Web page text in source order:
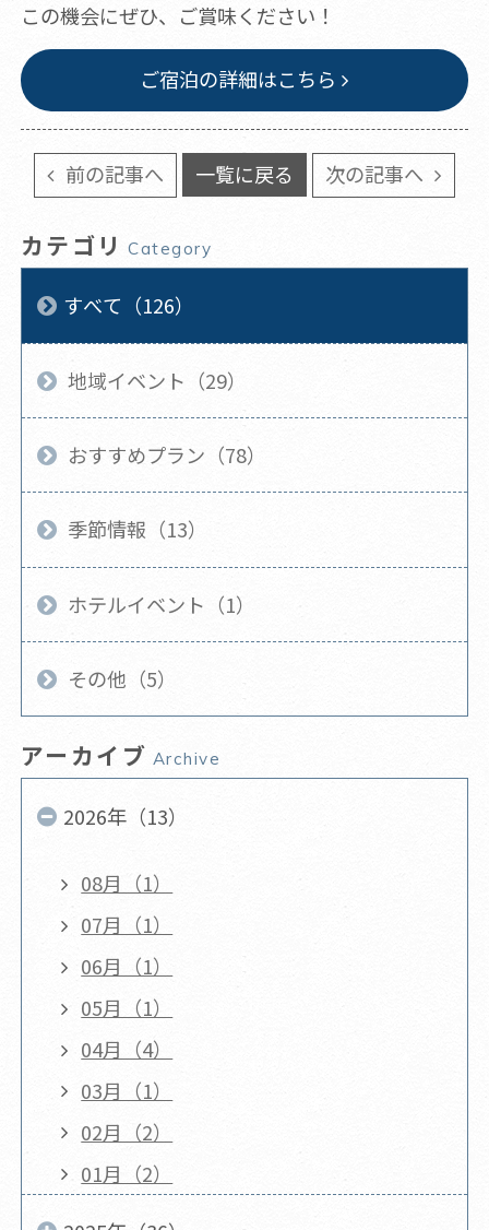
この機会にぜひ、ご賞味ください！
ご宿泊の詳細はこちら
前の記事へ 一覧に戻る 次の記事へ
カテゴリ Category
すべて（126）
地域イベント（29）
おすすめプラン（78）
季節情報（13）
ホテルイベント（1）
その他（5）
アーカイブ Archive
2026年（13）
08月（1）
07月（1）
06月（1）
05月（1）
04月（4）
03月（1）
02月（2）
01月（2）